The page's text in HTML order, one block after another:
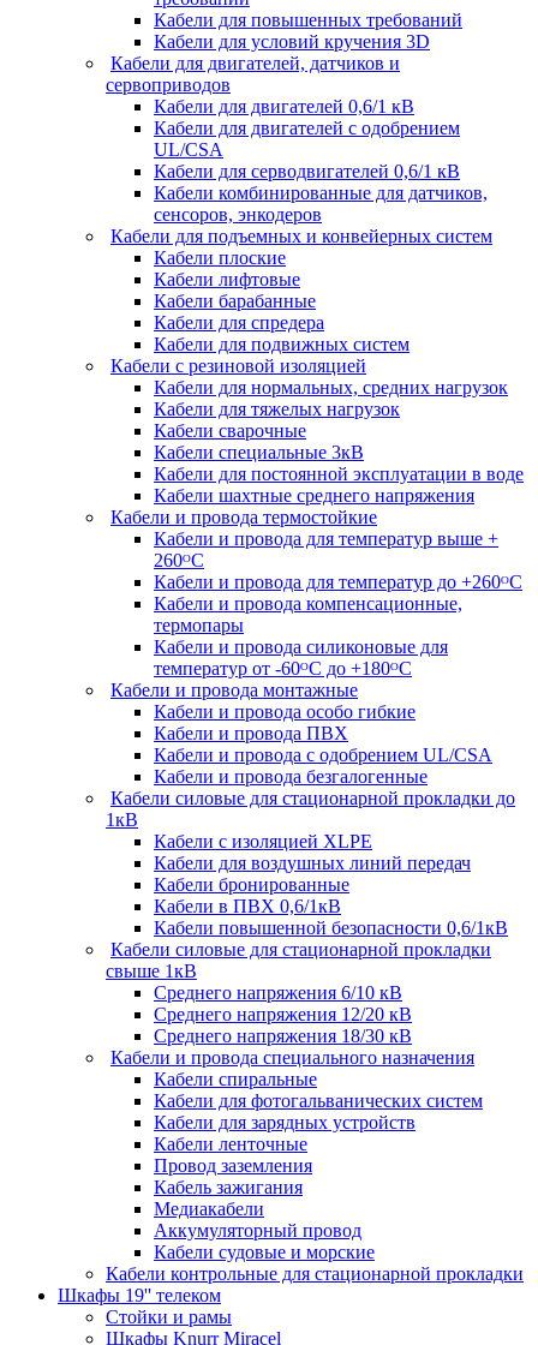
Кабели для повышенных требований
Кабели для условий кручения 3D
Кабели для двигателей, датчиков и
сервоприводов
Кабели для двигателей 0,6/1 кВ
Кабели для двигателей с одобрением
UL/CSA
Кабели для серводвигателей 0,6/1 кВ
Кабели комбинированные для датчиков,
cенсоров, энкодеров
Кабели для подъемных и конвейерных систем
Кабели плоские
Кабели лифтовые
Кабели барабанные
Кабели для спредера
Кабели для подвижных систем
Кабели с резиновой изоляцией
Кабели для нормальных, средних нагрузок
Кабели для тяжелых нагрузок
Кабели сварочные
Кабели специальные 3кВ
Кабели для постоянной эксплуатации в воде
Кабели шахтные среднего напряжения
Кабели и провода термостойкие
Кабели и провода для температур выше +
260ᴼС
Кабели и провода для температур до +260ᴼС
Кабели и провода компенсационные,
термопары
Кабели и провода силиконовые для
температур от -60ᴼC до +180ᴼС
Кабели и провода монтажные
Кабели и провода особо гибкие
Кабели и провода ПВХ
Кабели и провода с одобрением UL/CSA
Кабели и провода безгалогенные
Кабели силовые для стационарной прокладки до
1кВ
Кабели c изоляцией XLPE
Кабели для воздушных линий передач
Кабели бронированные
Кабели в ПВХ 0,6/1кВ
Кабели повышенной безопасности 0,6/1кВ
Кабели силовые для стационарной прокладки
свыше 1кВ
Среднего напряжения 6/10 кВ
Среднего напряжения 12/20 кВ
Среднего напряжения 18/30 кВ
Кабели и провода специального назначения
Кабели спиральные
Кабели для фотогальванических систем
Кабели для зарядных устройств
Кабели ленточные
Провод заземления
Кабель зажигания
Медиакабели
Аккумуляторный провод
Кабели судовые и морские
Кабели контрольные для стационарной прокладки
Шкафы 19'' телеком
Стойки и рамы
Шкафы Knurr Miracel